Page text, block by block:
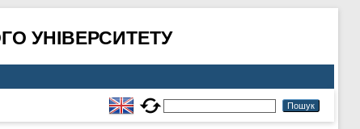
УНІВЕРСИТЕТУ